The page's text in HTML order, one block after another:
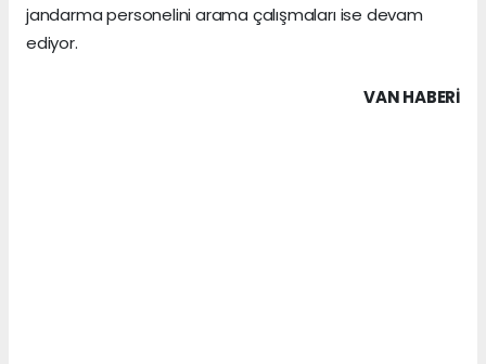
jandarma personelini arama çalışmaları ise devam
ediyor.
VAN HABERİ